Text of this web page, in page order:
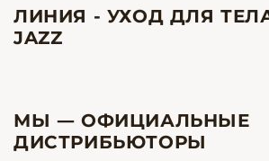
ЛИНИЯ - УХОД ДЛЯ ТЕЛА
JAZZ
МЫ — ОФИЦИАЛЬНЫЕ
ДИСТРИБЬЮТОРЫ